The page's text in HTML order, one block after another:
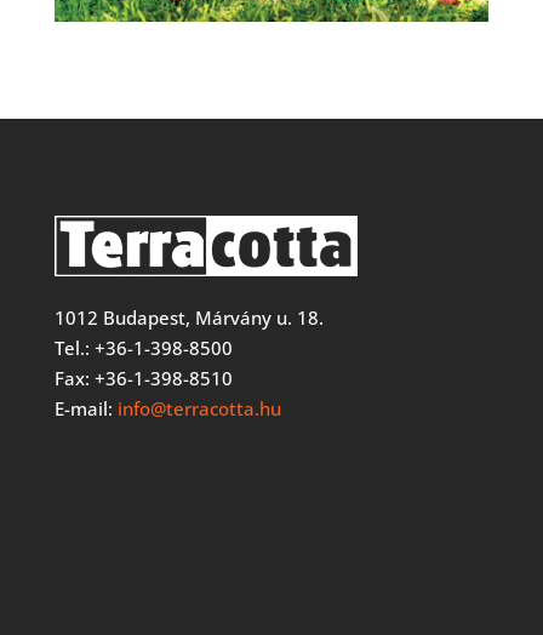
1012 Budapest, Márvány u. 18.
Tel.: +36-1-398-8500
Fax: +36-1-398-8510
E-mail: info@terracotta.hu